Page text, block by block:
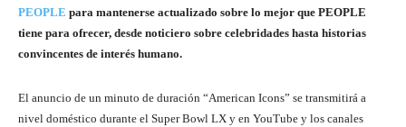
PEOPLE para mantenerse actualizado sobre lo mejor que PEOPLE
tiene para ofrecer, desde noticiero sobre celebridades hasta historias
convincentes de interés humano.
El anuncio de un minuto de duración “American Icons” se transmitirá a
nivel doméstico durante el Super Bowl LX y en YouTube y los canales